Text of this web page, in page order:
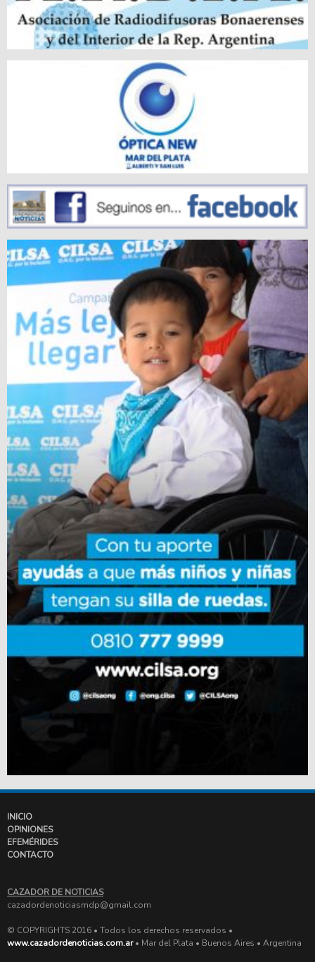
INICIO
OPINIONES
EFEMÉRIDES
CONTACTO
CAZADOR DE NOTICIAS
cazadordenoticiasmdp@gmail.com
© COPYRIGHTS 2016 • Todos los derechos reservados •
www.cazadordenoticias.com.ar• Mar del Plata • Buenos Aires • Argentina